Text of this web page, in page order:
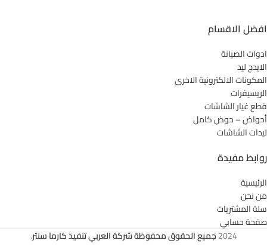
افضل الاقسام
ادوات الصيانة
الايدج ليد
المكونات الالكترونية الاخرى
الريسيفرات
قطع غيار الشاشات
أحواض – حوض كامل
ليدات الشاشات
روابط مفيدة
الرئيسية
من نحن
سلة المشتريات
صفحة حسابي
2024جميع الحقوق محفوظة شركة العربي تنفيذ كارما سنتر.